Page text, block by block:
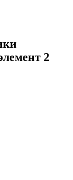
2